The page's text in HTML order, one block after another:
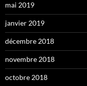
mai 2019
janvier 2019
décembre 2018
novembre 2018
octobre 2018